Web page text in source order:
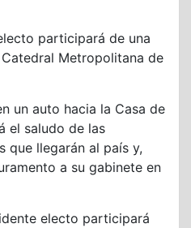
participará de una
Metropolitana de
un auto hacia la Casa de
el saludo de las
que llegarán al país y,
a su gabinete en
electo participará